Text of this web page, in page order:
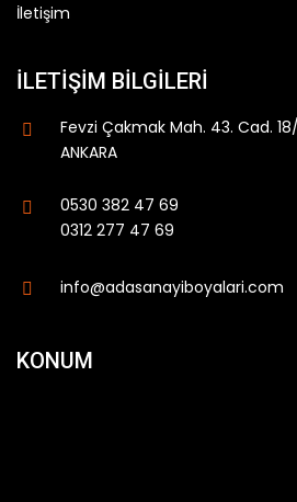
İletişim
İLETIŞIM BILGILERI
Fevzi Çakmak Mah. 43. Cad.
ANKARA
0530 382 47 69
0312 277 47 69
info@adasanayiboyalari.com
KONUM